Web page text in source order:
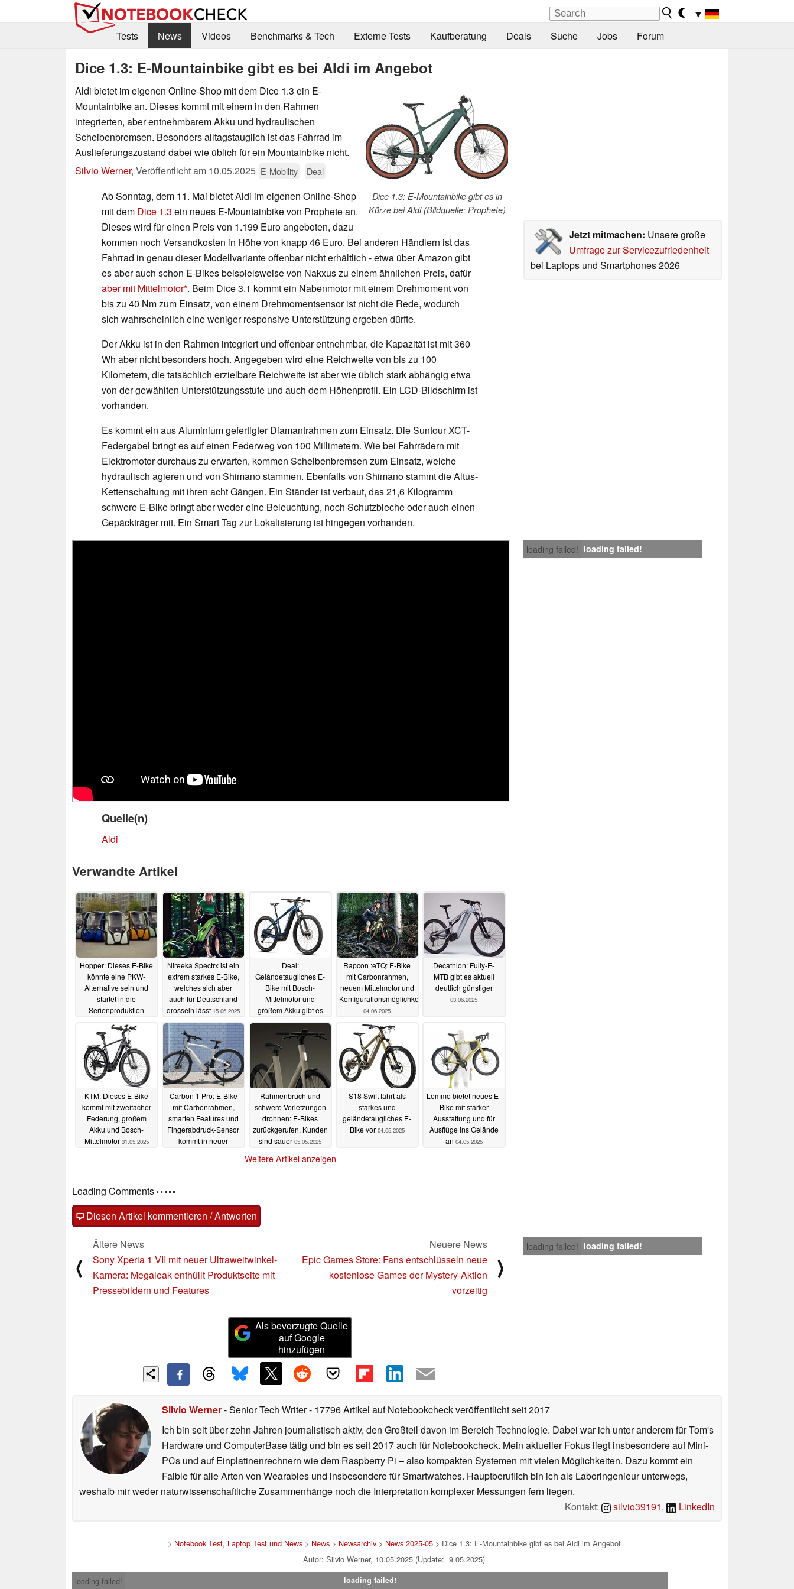
▼
Tests
News Videos Benchmarks & Tech Externe Tests Kaufberatung Deals Suche Jobs Forum
Dice 1.3: E-Mountainbike gibt es bei Aldi im Angebot
Dice 1.3: E-Mountainbike gibt es in
Kürze bei Aldi (Bildquelle: Prophete)
Aldi bietet im eigenen Online-Shop mit dem Dice 1.3 ein E-
Mountainbike an. Dieses kommt mit einem in den Rahmen
integrierten, aber entnehmbarem Akku und hydraulischen
Scheibenbremsen. Besonders alltagstauglich ist das Fahrrad im
Auslieferungszustand dabei wie üblich für ein Mountainbike nicht.
Silvio Werner, Veröffentlicht am 10.05.2025 E-Mobility Deal
Jetzt mitmachen: Unsere große
Umfrage zur Servicezufriedenheit
bei Laptops und Smartphones 2026
Ab Sonntag, dem 11. Mai bietet Aldi im eigenen Online-Shop
mit dem Dice 1.3 ein neues E-Mountainbike von Prophete an.
Dieses wird für einen Preis von 1.199 Euro angeboten, dazu
kommen noch Versandkosten in Höhe von knapp 46 Euro. Bei anderen Händlern ist das
Fahrrad in genau dieser Modellvariante offenbar nicht erhältlich - etwa über Amazon gibt
es aber auch schon E-Bikes beispielsweise von Nakxus zu einem ähnlichen Preis, dafür
aber mit Mittelmotor . Beim Dice 3.1 kommt ein Nabenmotor mit einem Drehmoment von
bis zu 40 Nm zum Einsatz, von einem Drehmomentsensor ist nicht die Rede, wodurch
sich wahrscheinlich eine weniger responsive Unterstützung ergeben dürfte.
Der Akku ist in den Rahmen integriert und offenbar entnehmbar, die Kapazität ist mit 360
Wh aber nicht besonders hoch. Angegeben wird eine Reichweite von bis zu 100
Kilometern, die tatsächlich erzielbare Reichweite ist aber wie üblich stark abhängig etwa
von der gewählten Unterstützungsstufe und auch dem Höhenprofil. Ein LCD-Bildschirm ist
vorhanden.
Es kommt ein aus Aluminium gefertigter Diamantrahmen zum Einsatz. Die Suntour XCT-
Federgabel bringt es auf einen Federweg von 100 Millimetern. Wie bei Fahrrädern mit
Elektromotor durchaus zu erwarten, kommen Scheibenbremsen zum Einsatz, welche
hydraulisch agieren und von Shimano stammen. Ebenfalls von Shimano stammt die Altus-
Kettenschaltung mit ihren acht Gängen. Ein Ständer ist verbaut, das 21,6 Kilogramm
schwere E-Bike bringt aber weder eine Beleuchtung, noch Schutzbleche oder auch einen
Gepäckträger mit. Ein Smart Tag zur Lokalisierung ist hingegen vorhanden.
loading failed! loading failed!
Quelle(n)
Aldi
Verwandte Artikel
Hopper: Dieses E-Bike
könnte eine PKW-
Alternative sein und
startet in die
Serienproduktion
Nireeka Spectrx ist ein
extrem starkes E-Bike,
welches sich aber
auch für Deutschland
drosseln lässt 15.06.2025
Deal:
Geländetaugliches E-
Bike mit Bosch-
Mittelmotor und
großem Akku gibt es
aktuell deutlich
günstiger09.06.2025
Rapcon :eTQ: E-Bike
mit Carbonrahmen,
neuem Mittelmotor und
Konfigurationsmöglichkeiten
04.06.2025
Decathlon: Fully-E-
MTB gibt es aktuell
deutlich günstiger
03.06.2025
KTM: Dieses E-Bike
kommt mit zweifacher
Federung, großem
Akku und Bosch-
Mittelmotor 31.05.2025
Carbon 1 Pro: E-Bike
mit Carbonrahmen,
smarten Features und
Fingerabdruck-Sensor
kommt in neuer
Rahmenbruch und
schwere Verletzungen
drohnen: E-Bikes
zurückgerufen, Kunden
sind sauer 05.05.2025
S18 Swift fährt als
starkes und
geländetaugliches E-
Bike vor 04.05.2025
Lemmo bietet neues E-
Bike mit starker
Ausstattung und für
Ausflüge ins Gelände
an 04.05.2025
Weitere Artikel anzeigen
Loading Comments
Diesen Artikel kommentieren / Antworten
loading failed! loading failed!
⟨
Ältere News
Sony Xperia 1 VII mit neuer Ultraweitwinkel-
Kamera: Megaleak enthüllt Produktseite mit
Pressebildern und Features
Neuere News
Epic Games Store: Fans entschlüsseln neue
kostenlose Games der Mystery-Aktion
vorzeitig
⟩
Als bevorzugte Quelle
auf Google
hinzufügen
Silvio Werner- Senior Tech Writer- 17796 Artikel auf Notebookcheck veröffentlichtseit 2017
Ich bin seit über zehn Jahren journalistisch aktiv, den Großteil davon im Bereich Technologie. Dabei war ich unter anderem für Tom's
Hardware und ComputerBase tätig und bin es seit 2017 auch für Notebookcheck. Mein aktueller Fokus liegt insbesondere auf Mini-
PCs und auf Einplatinenrechnern wie dem Raspberry Pi – also kompakten Systemen mit vielen Möglichkeiten. Dazu kommt ein
Faible für alle Arten von Wearables und insbesondere für Smartwatches. Hauptberuflich bin ich als Laboringenieur unterwegs,
weshalb mir weder naturwissenschaftliche Zusammenhänge noch die Interpretation komplexer Messungen fern liegen.
Kontakt:
silvio39191, LinkedIn
> Notebook Test, Laptop Test und News> News> Newsarchiv> News 2025-05> Dice 1.3: E-Mountainbike gibt es bei Aldi im Angebot
Autor: Silvio Werner, 10.05.2025 (Update: 9.05.2025)
loading failed!
loading failed!